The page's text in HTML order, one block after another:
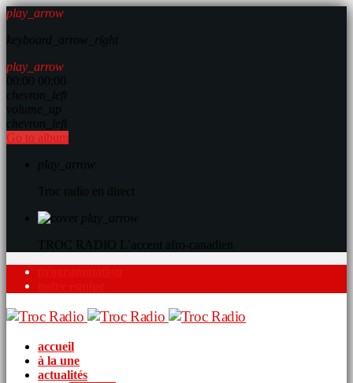
play_arrow
play_arrow
Go to album
accueil
à la une
actualités